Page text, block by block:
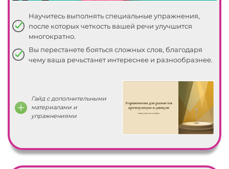
Научитесь выполнять специальные упражнения,
после которых четкость вашей речи улучшится
многократно.
Вы перестанете бояться сложных слов, благодаря
чему ваша речьстанет интереснее и разнообразнее.
Гайд с дополнительными
материалами и
упражнениями